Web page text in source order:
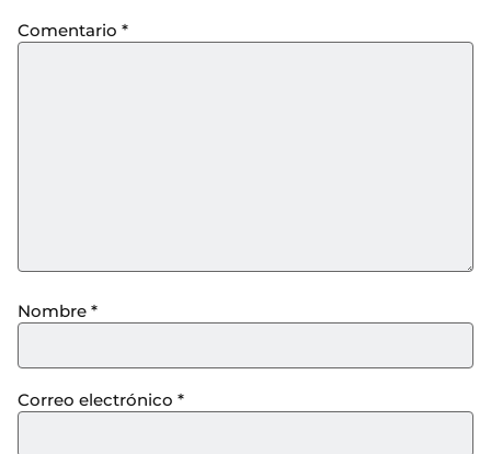
Comentario *
Nombre *
Correo electrónico *